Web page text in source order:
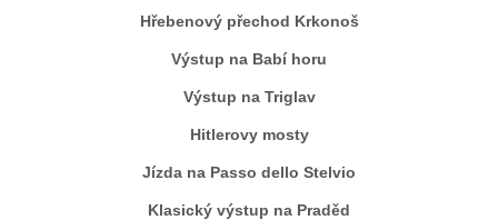
Hřebenový přechod Krkonoš
Výstup na Babí horu
Výstup na Triglav
Hitlerovy mosty
Jízda na Passo dello Stelvio
Klasický výstup na Praděd